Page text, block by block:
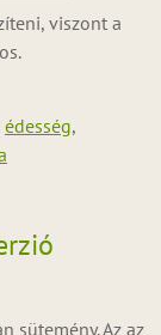
viszont a
édesség,
sütemény. Az az